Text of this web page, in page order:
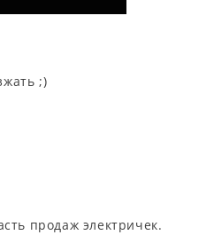
;)
продаж электричек.